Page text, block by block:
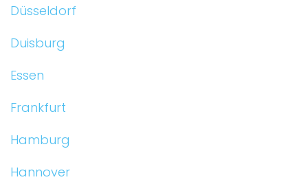
Düsseldorf
Duisburg
Essen
Frankfurt
Hamburg
Hannover